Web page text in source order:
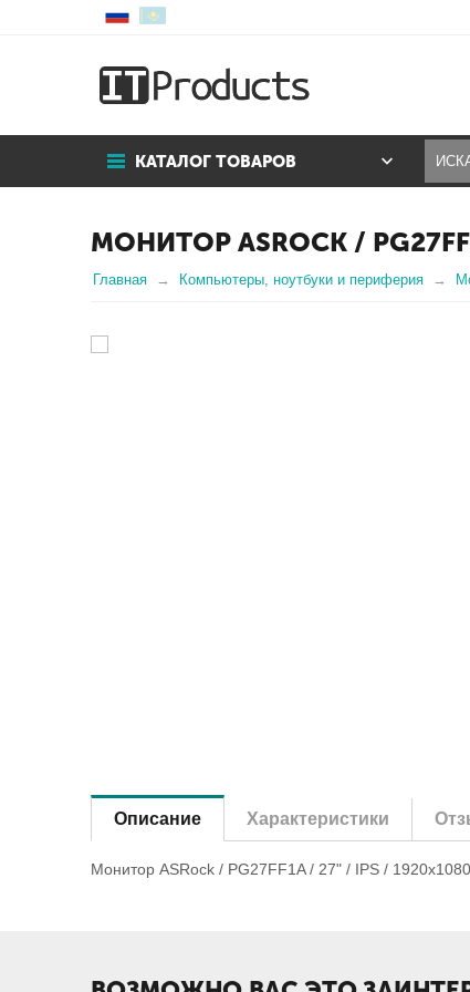
КАТАЛОГ ТОВАРОВ
МОНИТОР ASROCK /
Главная Компьютеры, ноутбуки и периферия
Описание Характеристики
Монитор ASRock / PG27FF1A / 27" / IPS /